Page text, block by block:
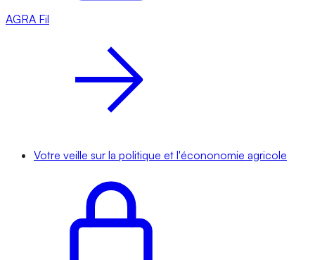
AGRA Fil
Votre veille sur la politique et l'écononomie agricole